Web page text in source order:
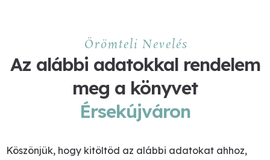
Örömteli Nevelés
Az alábbi adatokkal rendelem
meg a könyvet
Érsekújváron
Köszönjük, hogy kitöltöd az alábbi adatokat ahhoz,